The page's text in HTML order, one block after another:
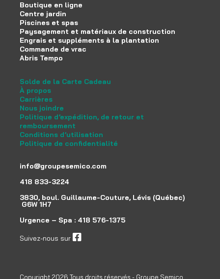
Boutique en ligne
Centre jardin
Piscines et spas
Paysagement et matériaux de construction
Engrais et suppléments à la plantation
Commande de vrac
Abris Tempo
Solde de la Carte Cadeau
À propos
Carrières
Nous joindre
Politique d’expédition, de retour et
remboursement
Conditions d’utilisation
Politique de confidentialité
info@groupesemico.com
418 833-3224
3830, boul. Guillaume-Couture, Lévis (Québec)
G6W 1H7
Urgence – Spa : 418 576-1375
Suivez-nous sur
Copyright 2026 Tous droits réservés - Groupe Semico